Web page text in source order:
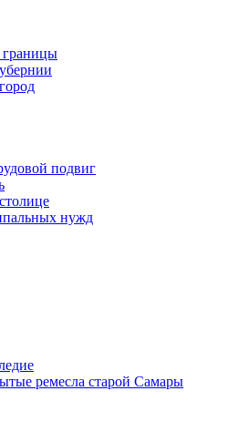
подвиг
нужд
ремесла старой Самары